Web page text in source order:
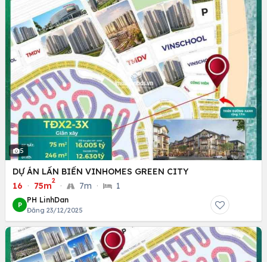
5
DỰ ÁN LẤN BIỂN VINHOMES GREEN CITY
16 · 75m
2
· 7m · 1
P
PH LinhDan
Đăng 23/12/2025